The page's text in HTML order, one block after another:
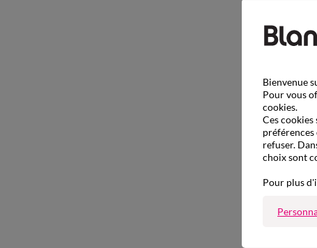
Bienvenue
Pour vous
cookies.
Ces
préférences
refuser.
choix sont
Pour plus